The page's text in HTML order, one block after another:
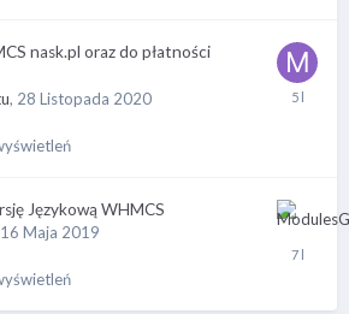
nask.pl oraz do płatności
, 28 Listopada 2020
Językową WHMCS
16 Maja 2019